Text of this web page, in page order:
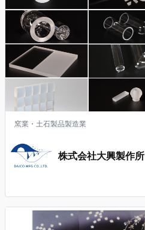
窯業・土石製品製造業
株式会社大興製作所